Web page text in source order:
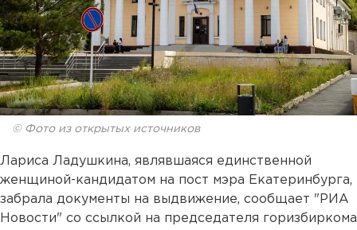
© Фото из открытых источников
Лариса Ладушкина, являвшаяся единственной
женщиной-кандидатом на пост мэра Екатеринбурга,
забрала документы на выдвижение, сообщает "РИА
Новости" со ссылкой на председателя горизбиркома